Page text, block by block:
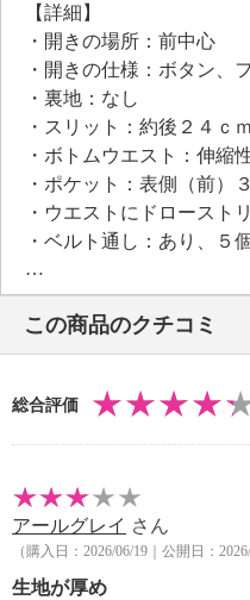
後ろ身頃にヨークの切り替
ンを展開することで腰周り
感を実現。後ろ裾中心にス
すく脚さばきの良いはき心
っぱなし始末にし、洗いで
て、ニュアンスのある軽快
●シックインディゴとミッ
は摩擦による色落ち、色移
【詳細】
・開きの場所：前中心
・開きの仕様：ボタン、
・裏地：なし
・スリット：約後２４ｃｍ
・ボトムウエスト：伸縮
・ポケット：表側（前）
・ウエストにドロースト
・ベルト通し：あり、５
【素材】
・綿９１％、ポリエステ
【メンテナンス（絵表示
・洗濯機：可
・タンブル乾燥：不可
・自然乾燥：日陰の吊り
・ドライクリーニング：不
・ウエットクリーニング：
【メンテナンス（ケアラベ
・単品洗い
この商品のクチコミ
総合評価
アールグレイ さん
（購入日：2026/06/19｜公開日：2026/
生地が厚め